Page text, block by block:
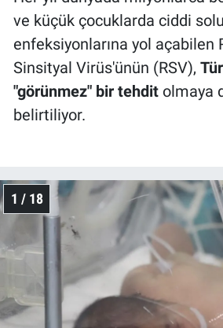
ve küçük çocuklarda ciddi
enfeksiyonlarına yol açabilen
Sinsityal Virüs'ünün (RSV),
"görünmez" bir tehdit olmaya
belirtiliyor.
1 / 18